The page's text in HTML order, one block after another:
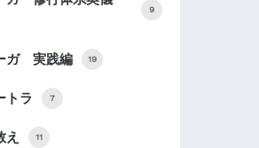
9
ガ 実践編 19
トラ 7
え 11